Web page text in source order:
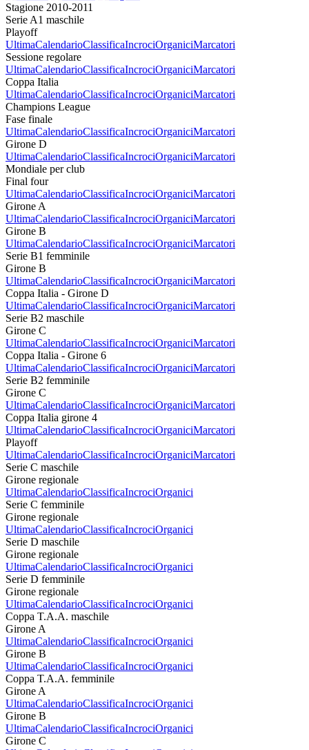
Stagione 2010-2011
Serie A1 maschile
Playoff
UltimaCalendarioClassificaIncrociOrganiciMarcatori
Sessione regolare
UltimaCalendarioClassificaIncrociOrganiciMarcatori
Coppa Italia
UltimaCalendarioClassificaIncrociOrganiciMarcatori
Champions League
Fase finale
UltimaCalendarioClassificaIncrociOrganiciMarcatori
Girone D
UltimaCalendarioClassificaIncrociOrganiciMarcatori
Mondiale per club
Final four
UltimaCalendarioClassificaIncrociOrganiciMarcatori
Girone A
UltimaCalendarioClassificaIncrociOrganiciMarcatori
Girone B
UltimaCalendarioClassificaIncrociOrganiciMarcatori
Serie B1 femminile
Girone B
UltimaCalendarioClassificaIncrociOrganiciMarcatori
Coppa Italia - Girone D
UltimaCalendarioClassificaIncrociOrganiciMarcatori
Serie B2 maschile
Girone C
UltimaCalendarioClassificaIncrociOrganiciMarcatori
Coppa Italia - Girone 6
UltimaCalendarioClassificaIncrociOrganiciMarcatori
Serie B2 femminile
Girone C
UltimaCalendarioClassificaIncrociOrganiciMarcatori
Coppa Italia girone 4
UltimaCalendarioClassificaIncrociOrganiciMarcatori
Playoff
UltimaCalendarioClassificaIncrociOrganiciMarcatori
Serie C maschile
Girone regionale
UltimaCalendarioClassificaIncrociOrganici
Serie C femminile
Girone regionale
UltimaCalendarioClassificaIncrociOrganici
Serie D maschile
Girone regionale
UltimaCalendarioClassificaIncrociOrganici
Serie D femminile
Girone regionale
UltimaCalendarioClassificaIncrociOrganici
Coppa T.A.A. maschile
Girone A
UltimaCalendarioClassificaIncrociOrganici
Girone B
UltimaCalendarioClassificaIncrociOrganici
Coppa T.A.A. femminile
Girone A
UltimaCalendarioClassificaIncrociOrganici
Girone B
UltimaCalendarioClassificaIncrociOrganici
Girone C